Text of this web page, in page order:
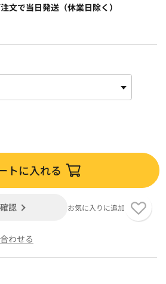
文で当日発送（休業日除く）
トに入れる
認 お気に入りに追加
わせる